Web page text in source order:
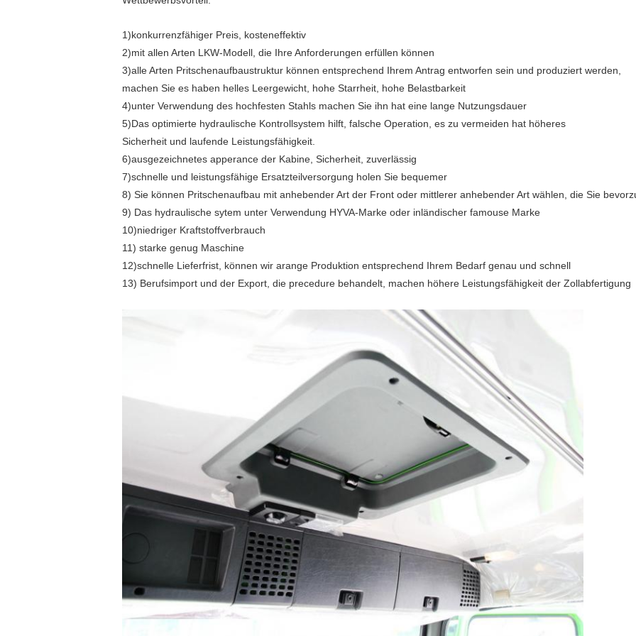
1)konkurrenzfähiger Preis, kosteneffektiv
2)mit allen Arten LKW-Modell, die Ihre Anforderungen erfüllen können
3)alle Arten Pritschenaufbaustruktur können entsprechend Ihrem Antrag entworfen sein und produziert werden,
machen Sie es haben helles Leergewicht, hohe Starrheit, hohe Belastbarkeit
4)unter Verwendung des hochfesten Stahls machen Sie ihn hat eine lange Nutzungsdauer
5)Das optimierte hydraulische Kontrollsystem hilft, falsche Operation, es zu vermeiden hat höheres
Sicherheit und laufende Leistungsfähigkeit.
6)ausgezeichnetes apperance der Kabine, Sicherheit, zuverlässig
7)schnelle und leistungsfähige Ersatzteilversorgung holen Sie bequemer
8) Sie können Pritschenaufbau mit anhebender Art der Front oder mittlerer anhebender Art wählen, die Sie
9) Das hydraulische sytem unter Verwendung HYVA-Marke oder inländischer famouse Marke
10)niedriger Kraftstoffverbrauch
11) starke genug Maschine
12)schnelle Lieferfrist, können wir arange Produktion entsprechend Ihrem Bedarf genau und schnell
13) Berufsimport und der Export, die precedure behandelt, machen höhere Leistungsfähigkeit der Zollabfertigung